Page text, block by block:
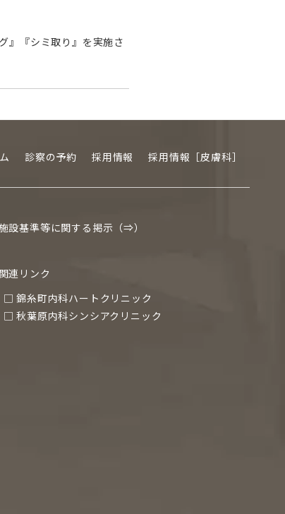
』『シミ取り』を実施さ
診察の予約 採用情報 採用情報［皮膚科］
設基準等に関する掲示（⇒）
関連リンク
□ 錦糸町内科ハートクリニック
□ 秋葉原内科シンシアクリニック